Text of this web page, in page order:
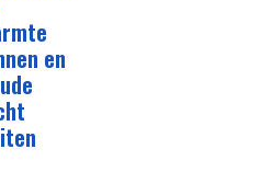
en